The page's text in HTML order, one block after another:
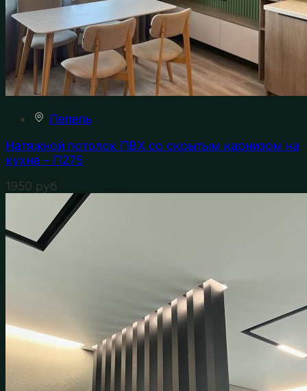
Лепель
Натяжной потолок ПВХ со скрытым карнизом на
кухне – П275
1950 руб